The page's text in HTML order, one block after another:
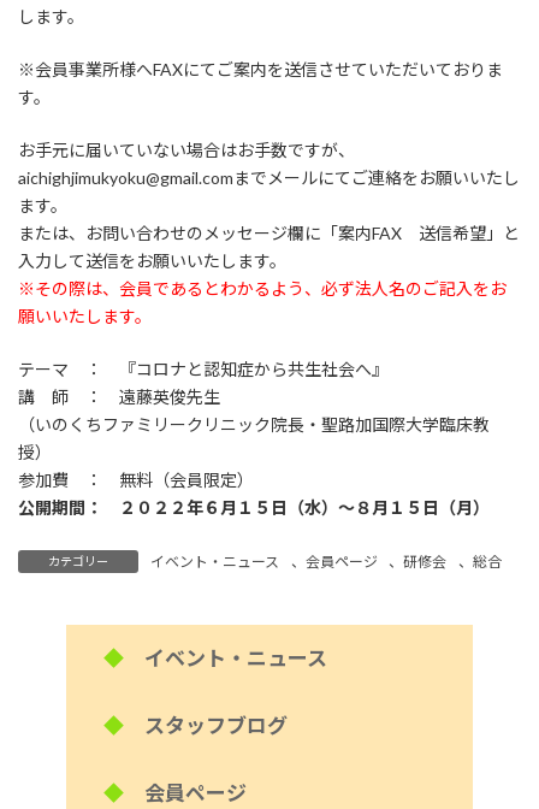
します。
※会員事業所様へFAXにてご案内を送信させていただいておりま
す。
お手元に届いていない場合はお手数ですが、
aichighjimukyoku@gmail.comまでメールにてご連絡をお願いいたし
ます。
または、お問い合わせのメッセージ欄に「案内FAX 送信希望」と
入力して送信をお願いいたします。
※その際は、会員であるとわかるよう、必ず法人名のご記入をお
願いいたします。
テーマ ： 『コロナと認知症から共生社会へ』
講 師 ： 遠藤英俊先生
（いのくちファミリークリニック院長・聖路加国際大学臨床教
授）
参加費 ： 無料（会員限定）
公開期間： ２０２２年６月１５日（水）～８月１５日（月）
カテゴリー イベント・ニュース 、 会員ページ 、研修会 、 総合
◆ イベント・ニュース
◆ スタッフブログ
◆ 会員ページ